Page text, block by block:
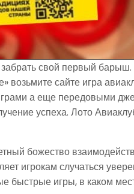
свой первый
сайте игра
а еще передовыми
успеха. Лото
божество
игрокам случаться
быстрые игры, в каком